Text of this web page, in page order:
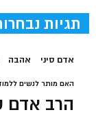
תגיות
אדם סיני אהבה
האם מותר לנשים
הרב אדם